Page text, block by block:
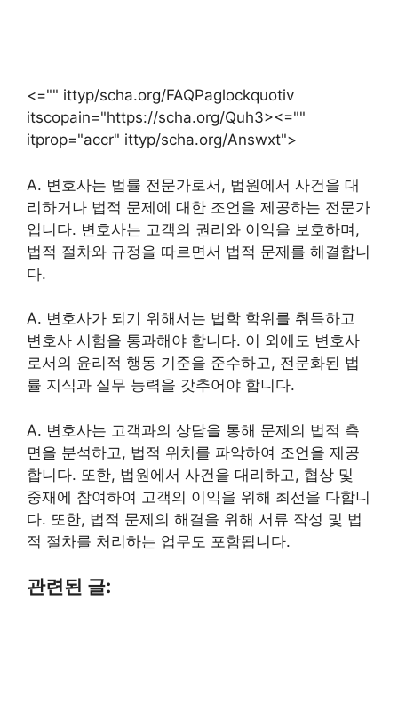
<="" ittyp/scha.org/FAQPaglockquotiv
itscopain="https://scha.org/Quh3><=""
itprop="accr" ittyp/scha.org/Answxt">
A. 변호사는 법률 전문가로서, 법원에서 사건을 대
리하거나 법적 문제에 대한 조언을 제공하는 전문가
입니다. 변호사는 고객의 권리와 이익을 보호하며,
법적 절차와 규정을 따르면서 법적 문제를 해결합니
다.
A. 변호사가 되기 위해서는 법학 학위를 취득하고
변호사 시험을 통과해야 합니다. 이 외에도 변호사
로서의 윤리적 행동 기준을 준수하고, 전문화된 법
률 지식과 실무 능력을 갖추어야 합니다.
A. 변호사는 고객과의 상담을 통해 문제의 법적 측
면을 분석하고, 법적 위치를 파악하여 조언을 제공
합니다. 또한, 법원에서 사건을 대리하고, 협상 및
중재에 참여하여 고객의 이익을 위해 최선을 다합니
다. 또한, 법적 문제의 해결을 위해 서류 작성 및 법
적 절차를 처리하는 업무도 포함됩니다.
관련된 글: